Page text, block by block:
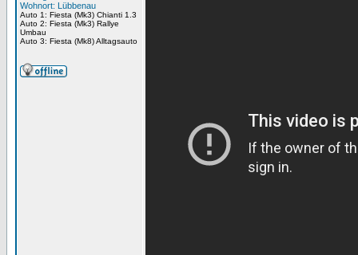
Wohnort: Lübbenau
Auto 1: Fiesta (Mk3) Chianti 1.3
Auto 2: Fiesta (Mk3) Rallye
Umbau
Auto 3: Fiesta (Mk8) Alltagsauto